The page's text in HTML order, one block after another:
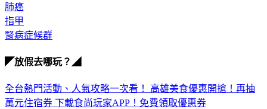
肺癌
指甲
腎病症候群
◤放假去哪玩？◢
全台熱門活動、人氣攻略一次看！ 高雄美食優惠開搶！再抽
萬元住宿券 下載食尚玩家APP！免費領取優惠券